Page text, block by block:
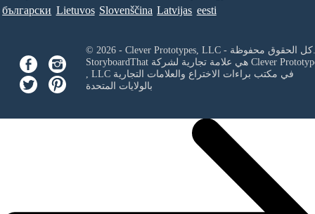
български Lietuvos Slovenščina Latvijas eesti
© 2026 - Clever Prototypes, LLC - كل الحقوق محفوظة.
StoryboardThat هي علامة تجارية لشركة Clever
, LLCفي مكتب براءات الاختراع والعلامات التجارية
بالولايات المتحدة